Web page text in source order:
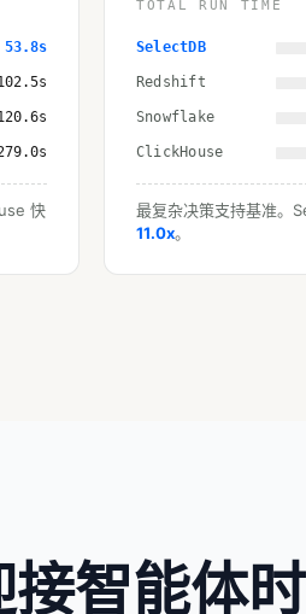
53.8s
快
TOTAL RUN TIME
SelectDB
Redshift
Snowflake
ClickHouse
最复杂决策支持基准。
11.0x。
智能体